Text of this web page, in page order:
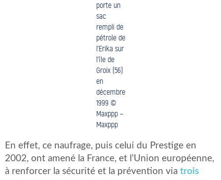
porte un
sac
rempli de
pétrole de
l’Erika sur
l’île de
Groix (56)
en
décembre
1999 ©
Maxppp –
Maxppp
En effet, ce naufrage, puis celui du Prestige en
2002, ont amené la France, et l’Union européenne,
à renforcer la sécurité et la prévention via trois